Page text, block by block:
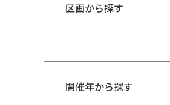
区画から探す
開催年から探す